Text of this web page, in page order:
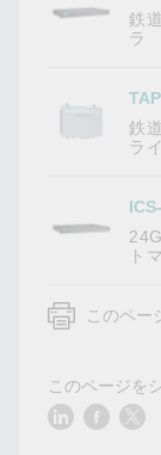
鉄
ラ
鉄
ラ
ト
このペー
このページを